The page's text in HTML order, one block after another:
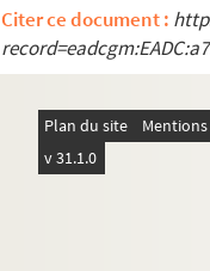
Citer ce document :
Plan du site
v 31.1.0